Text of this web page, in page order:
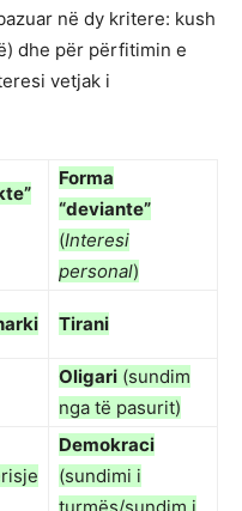
në dy kritere: kush
dhe për përfitimin e
vetjak i
Forma
“deviante”
(Interesi
personal)
Tirani
Oligari (sundim
nga të pasurit)
Demokraci
(sundimi i